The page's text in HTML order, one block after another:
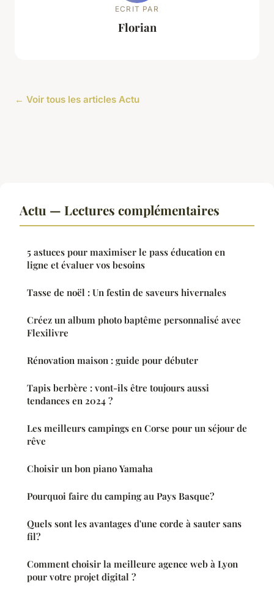
ECRIT PAR
Florian
← Voir tous les articles Actu
Actu — Lectures complémentaires
5 astuces pour maximiser le pass éducation en
ligne et évaluer vos besoins
Tasse de noël : Un festin de saveurs hivernales
Créez un album photo baptême personnalisé avec
Flexilivre
Rénovation maison : guide pour débuter
Tapis berbère : vont-ils être toujours aussi
tendances en 2024 ?
Les meilleurs campings en Corse pour un séjour de
rêve
Choisir un bon piano Yamaha
Pourquoi faire du camping au Pays Basque?
Quels sont les avantages d'une corde à sauter sans
fil?
Comment choisir la meilleure agence web à Lyon
pour votre projet digital ?